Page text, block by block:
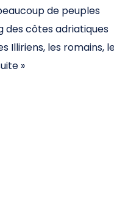
de peuples
des côtes adriatiques
Illiriens, les romains,
»